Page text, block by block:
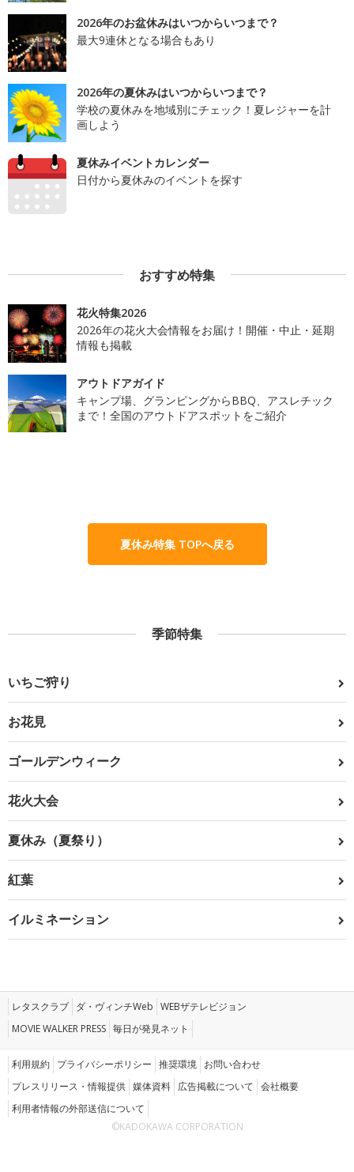
2026年のお盆休みはいつからいつまで？
最大9連休となる場合もあり
2026年の夏休みはいつからいつまで？
学校の夏休みを地域別にチェック！夏レジャーを計
画しよう
夏休みイベントカレンダー
日付から夏休みのイベントを探す
おすすめ特集
花火特集2026
2026年の花火大会情報をお届け！開催・中止・延期
情報も掲載
アウトドアガイド
キャンプ場、グランピングからBBQ、アスレチック
まで！全国のアウトドアスポットをご紹介
夏休み特集 TOPへ戻る
季節特集
いちご狩り
お花見
ゴールデンウィーク
花火大会
夏休み（夏祭り）
紅葉
イルミネーション
レタスクラブ ダ・ヴィンチWeb WEBザテレビジョン
MOVIE WALKER PRESS 毎日が発見ネット
利用規約 プライバシーポリシー 推奨環境 お問い合わせ
プレスリリース・情報提供 媒体資料 広告掲載について 会社概要
利用者情報の外部送信について
©KADOKAWA CORPORATION